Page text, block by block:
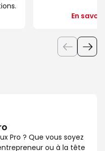
En
Pro ? Que vous soyez
ou à la tête